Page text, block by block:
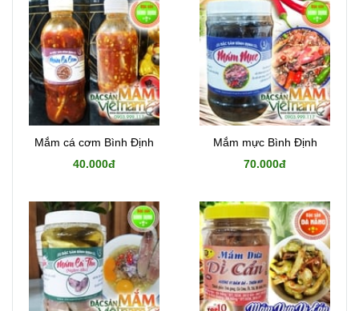
Mắm cá cơm Bình Định
40.000đ
Mắm mực Bình Định
70.000đ